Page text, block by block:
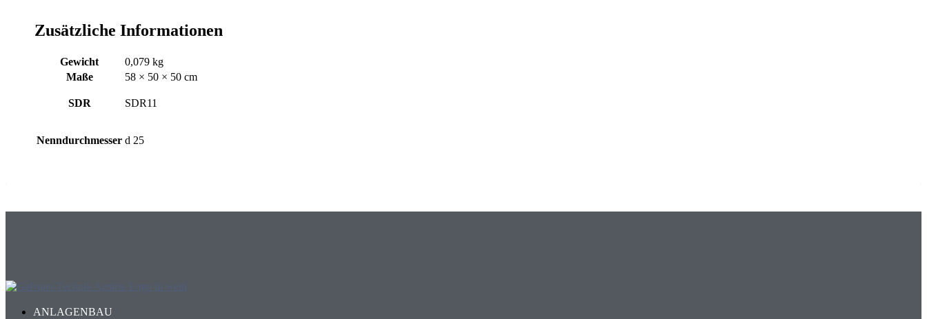
Zusätzliche Informationen
Gewicht
0,079 kg
Maße
58 × 50 × 50 cm
SDR SDR11
Nenndurchmesser d 25
ANLAGENBAU